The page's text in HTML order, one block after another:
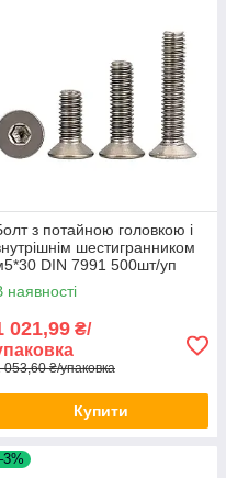
з потайною головкою і
шестигранником
DIN 7991 500шт/уп
наявності
021,99 ₴/
053,60 ₴/упаковка
Купити